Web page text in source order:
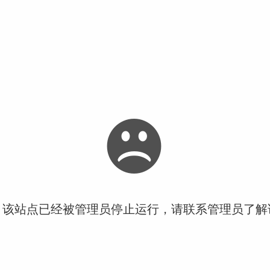
站点已经被管理员停止运行，请联系管理员了